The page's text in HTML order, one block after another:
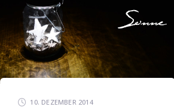
10. DEZEMBER 2014